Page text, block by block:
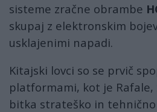
sisteme zračne obrambe
skupaj z elektronskim
usklajenimi napadi.
Kitajski lovci so se prvič
platformami, kot je Rafale,
bitka strateško in